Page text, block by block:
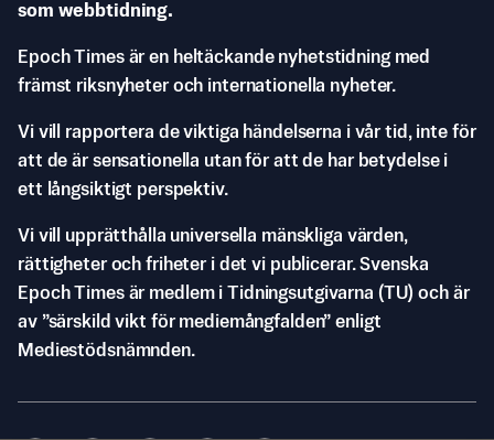
som webbtidning.
Epoch Times är en heltäckande nyhetstidning med
främst riksnyheter och internationella nyheter.
Vi vill rapportera de viktiga händelserna i vår tid, inte för
att de är sensationella utan för att de har betydelse i
ett långsiktigt perspektiv.
Vi vill upprätthålla universella mänskliga värden,
rättigheter och friheter i det vi publicerar. Svenska
Epoch Times är medlem i Tidningsutgivarna (TU) och är
av ”särskild vikt för mediemångfalden” enligt
Mediestödsnämnden.